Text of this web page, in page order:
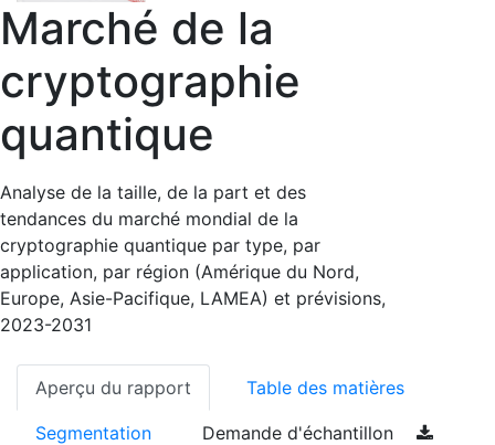
Marché de la
cryptographie
quantique
Analyse de la taille, de la part et des
tendances du marché mondial de la
cryptographie quantique par type, par
application, par région (Amérique du Nord,
Europe, Asie-Pacifique, LAMEA) et prévisions,
2023-2031
Aperçu du rapport Table des matières
Segmentation Demande d'échantillon